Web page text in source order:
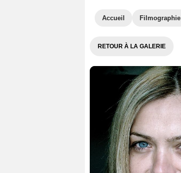
Accueil Filmographie
RETOUR À LA GALERIE